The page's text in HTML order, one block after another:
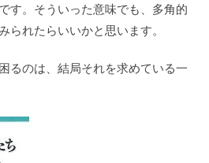
す。そういった意味でも、多角的
られたらいいかと思います。
るのは、結局それを求めている一